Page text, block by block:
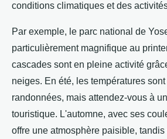
conditions climatiques et des
Par exemple, le parc national de
particulièrement magnifique au
cascades sont en pleine activité
neiges. En été, les températures
randonnées, mais attendez-vous à
touristique. L'automne, avec ses
offre une atmosphère paisible,